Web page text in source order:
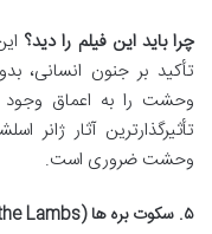
چرا باید این فیلم را دید؟
تأکید بر جنون انسانی،
وحشت را به اعماق وجود
تأثیرگذارترین آثار ژانر
وحشت ضروری است.
۵. سکوت بره ها (The Silence of the Lambs)